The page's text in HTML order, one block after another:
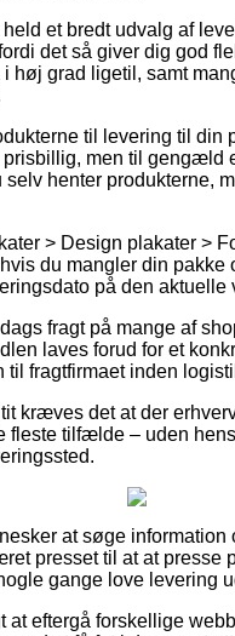
et bredt udvalg af
det så giver dig god
høj grad ligetil, samt
til levering til din
men til gengæld
henter produkterne,
> Design plakater >
du mangler din pakke
på den aktuelle
fragt på mange af
laves forud for et
fragtfirmaet inden
kræves det at der
tilfælde – uden
at søge
presset til at at presse
gange love levering
eftergå forskellige